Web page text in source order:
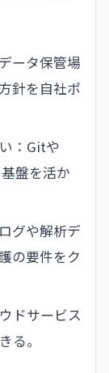
ータ保管場
針を自社ポ
：Gitや
盤を活か
グや解析デ
の要件をク
ドサービス
る。